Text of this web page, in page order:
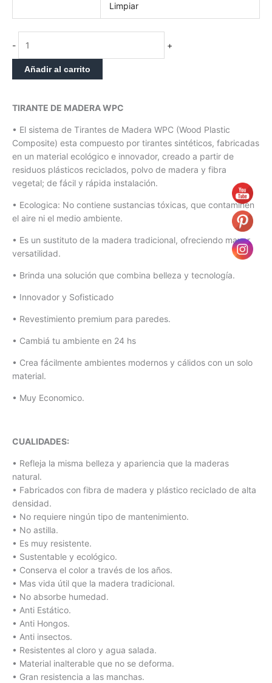
Limpiar
- +
Añadir al carrito
TIRANTE DE MADERA WPC
• El sistema de Tirantes de Madera WPC (Wood Plastic
Composite) esta compuesto por tirantes sintéticos, fabricadas
en un material ecológico e innovador, creado a partir de
residuos plásticos reciclados, polvo de madera y fibra
vegetal; de fácil y rápida instalación.
• Ecologica: No contiene sustancias tóxicas, que contaminen
el aire ni el medio ambiente.
• Es un sustituto de la madera tradicional, ofreciendo mayor
versatilidad.
• Brinda una solución que combina belleza y tecnología.
• Innovador y Sofisticado
• Revestimiento premium para paredes.
• Cambiá tu ambiente en 24 hs
• Crea fácilmente ambientes modernos y cálidos con un solo
material.
• Muy Economico.
CUALIDADES:
• Refleja la misma belleza y apariencia que la maderas
natural.
• Fabricados con fibra de madera y plástico reciclado de alta
densidad.
• No requiere ningún tipo de mantenimiento.
• No astilla.
• Es muy resistente.
• Sustentable y ecológico.
• Conserva el color a través de los años.
• Mas vida útil que la madera tradicional.
• No absorbe humedad.
• Anti Estático.
• Anti Hongos.
• Anti insectos.
• Resistentes al cloro y agua salada.
• Material inalterable que no se deforma.
• Gran resistencia a las manchas.